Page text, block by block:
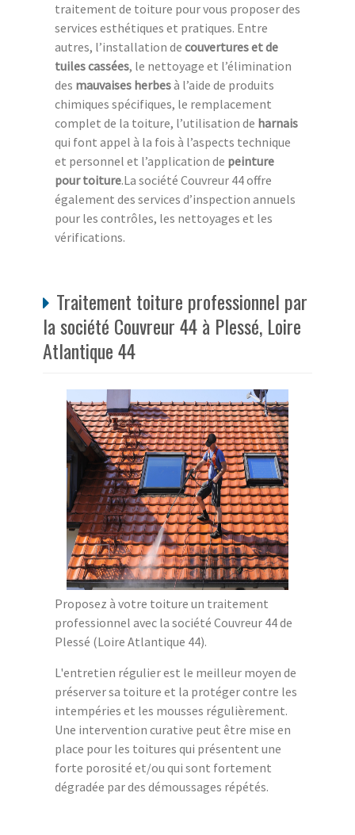
traitement de toiture pour vous proposer des
services esthétiques et pratiques. Entre
autres, l’installation de couvertures et de
tuiles cassées, le nettoyage et l’élimination
des mauvaises herbesà l’aide de produits
chimiques spécifiques, le remplacement
complet de la toiture, l’utilisation de harnais
qui font appel à la fois à l’aspects technique
et personnel et l’application de peinture
pour toiture.La société Couvreur 44 offre
également des services d’inspection annuels
pour les contrôles, les nettoyages et les
vérifications.
Traitement toiture professionnel par
la société Couvreur 44 à Plessé, Loire
Atlantique 44
Proposez à votre toiture un traitement
professionnel avec la société Couvreur 44 de
Plessé (Loire Atlantique 44).
L'entretien régulier est le meilleur moyen de
préserver sa toiture et la protéger contre les
intempéries et les mousses régulièrement.
Une intervention curative peut être mise en
place pour les toitures qui présentent une
forte porosité et/ou qui sont fortement
dégradée par des démoussages répétés.